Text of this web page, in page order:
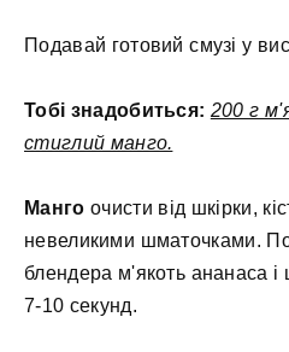
Подавай готовий смузі у
Тобі знадобиться: 200 г
стиглий манго.
Манго очисти від шкірки,
невеликими шматочками.
блендера м'якоть ананаса
7-10 секунд.